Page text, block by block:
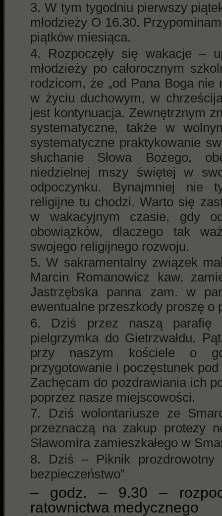
W tym tygodniu pierwszy
młodzieży O 16.30.
piątków miesiąca.
Rozpoczęły się wakacje –
młodzieży po całorocznym
rodzicom, że „od Pana Boga
w życiu duchowym, w
jest kontynuacja. Zewnętrznym
systematyczne, także w
systematyczne praktykowanie
słuchanie Słowa Bożego,
niedzielnej mszy świętej w
odpoczynku. Bynajmniej nie
religijne tu chodzi. Warto się
w wakacyjnym czasie, gdy
obowiązków, dlaczego tak
swojego religijnego rozwoju.
W sakramentalny związek
Marcin Romanowicz kaw.
Jastrzębska panna zam. w
ewentualne przeszkody proszę o
Dziś przez naszą parafię
pielgrzymka do Gietrzwałdu.
przy naszym kościele o
przygotowanie i poczęstunek
Zachęcam do pozdrawiania ich
poprzez nasze miejscowości.
Dziś wolontariusze ze
przeznaczą na zakup protezy
Sławomira zamieszkałego w
Dziś – Piknik
bezpieczeństwo”
– godz. – 9.30 –
ratownictwa medycznego